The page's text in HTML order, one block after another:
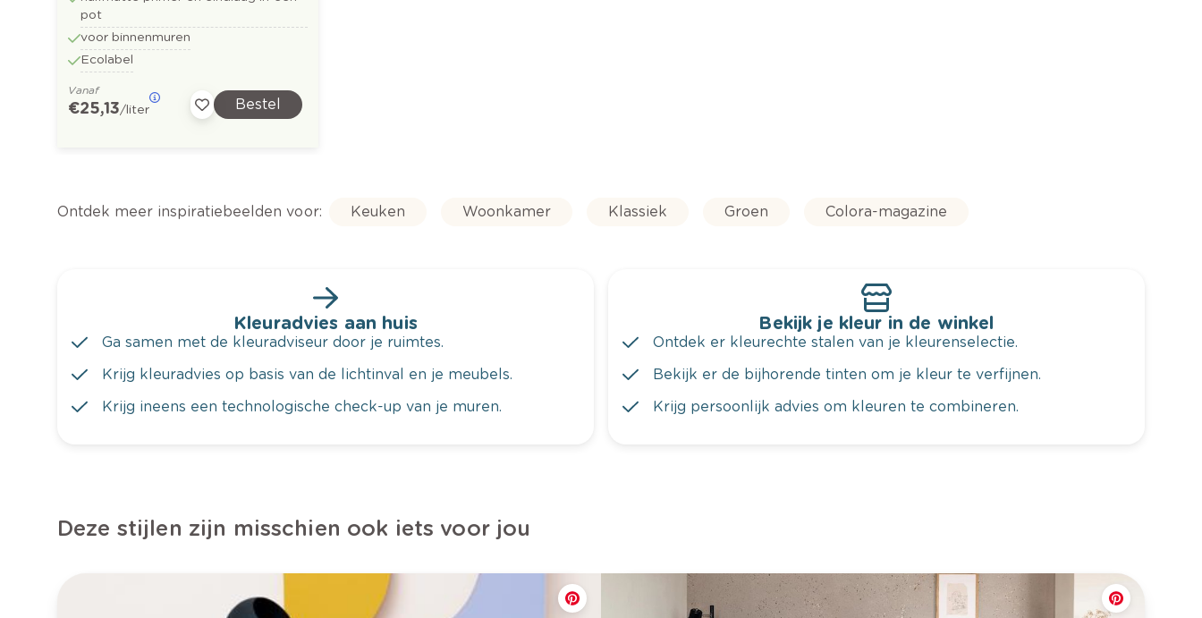
pot
voor binnenmuren
Ecolabel
Vanaf
€ 25,13/liter Bestel
Ontdek meer inspiratiebeelden voor: Keuken Woonkamer Klassiek Groen Colora-magazine
Kleuradvies aan huis
Ga samen met de kleuradviseur door je ruimtes.
Krijg kleuradvies op basis van de lichtinval en je meubels.
Krijg ineens een technologische check-up van je muren.
Bekijk je kleur in de winkel
Ontdek er kleurechte stalen van je kleurenselectie.
Bekijk er de bijhorende tinten om je kleur te verfijnen.
Krijg persoonlijk advies om kleuren te combineren.
Deze stijlen zijn misschien ook iets voor jou